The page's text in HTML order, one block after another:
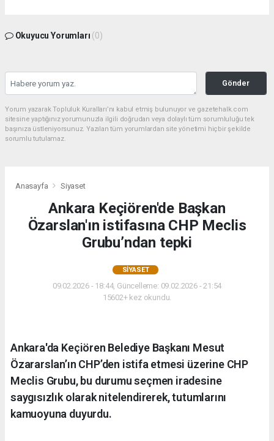
Okuyucu Yorumları (0)
Gönder
Yorum yazarak Topluluk Kuralları’nı kabul etmiş bulunuyor ve gazetehalk.com
sitesine yaptığınız yorumunuzla ilgili doğrudan veya dolaylı tüm sorumluluğu tek
başınıza üstleniyorsunuz. Yazılan tüm yorumlardan site yönetimi hiçbir şekilde
sorumlu tutulamaz.
Anasayfa Siyaset
Ankara Keçiören'de Başkan
Özarslan'ın istifasına CHP Meclis
Grubu’ndan tepki
SIYASET
09.02.2026 - 18:44, Güncelleme: 09.02.2026 - 21:54
15602+ kez okundu.
Ankara'da Keçiören Belediye Başkanı Mesut
Özararslan’ın CHP’den istifa etmesi üzerine CHP
Meclis Grubu, bu durumu seçmen iradesine
saygısızlık olarak nitelendirerek, tutumlarını
kamuoyuna duyurdu.